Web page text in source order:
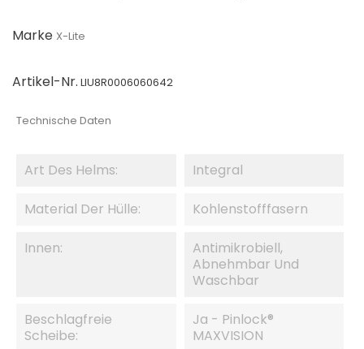
Marke X-Lite
Artikel-Nr. LIU8R0006060642
Technische Daten
Art Des Helms: Integral
Material Der Hülle: Kohlenstofffasern
Innen:
Antimikrobiell,
Abnehmbar Und
Waschbar
Beschlagfreie
Scheibe:
Ja - Pinlock®
MAXVISION